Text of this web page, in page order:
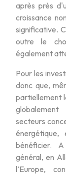
après près
croissance
significative.
outre le
également
Pour les
donc que,
partiellement
secteurs
énergétique,
bénéficier.
général, en
l’Europe,